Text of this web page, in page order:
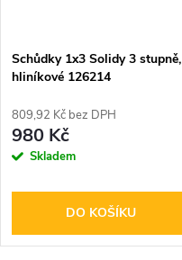
Schůdky 1x3 Solidy 3 stupně,
hliníkové 126214
809,92 Kč bez DPH
980 Kč
Skladem
DO KOŠÍKU